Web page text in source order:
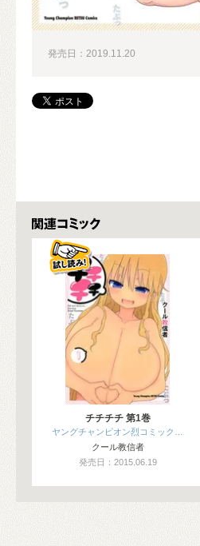
発売日：2019.11.20
関連コミックス
チチチチ 第1巻
ヤングチャンピオン烈コミック…
クール教信者
発売日：2015.06.19